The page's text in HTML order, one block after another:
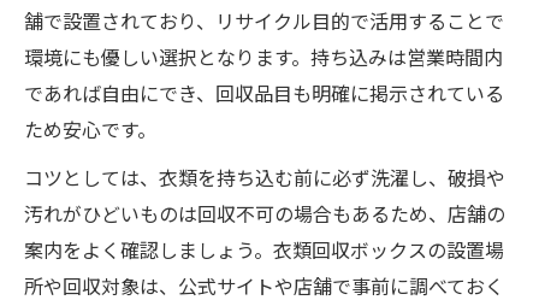
舗で設置されており、リサイクル目的で活用することで
環境にも優しい選択となります。持ち込みは営業時間内
であれば自由にでき、回収品目も明確に掲示されている
ため安心です。
コツとしては、衣類を持ち込む前に必ず洗濯し、破損や
汚れがひどいものは回収不可の場合もあるため、店舗の
案内をよく確認しましょう。衣類回収ボックスの設置場
所や回収対象は、公式サイトや店舗で事前に調べておく